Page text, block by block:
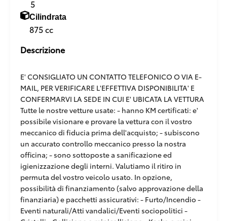
5
Cilindrata
875 cc
Descrizione
E' CONSIGLIATO UN CONTATTO TELEFONICO O VIA E-
MAIL, PER VERIFICARE L'EFFETTIVA DISPONIBILITA' E
CONFERMARVI LA SEDE IN CUI E' UBICATA LA VETTURA
Tutte le nostre vetture usate: - hanno KM certificati: e'
possibile visionare e provare la vettura con il vostro
meccanico di fiducia prima dell'acquisto; - subiscono
un accurato controllo meccanico presso la nostra
officina; - sono sottoposte a sanificazione ed
igienizzazione degli interni. Valutiamo il ritiro in
permuta del vostro veicolo usato. In opzione,
possibilità di finanziamento (salvo approvazione della
finanziaria) e pacchetti assicurativi: - Furto/Incendio -
Eventi naturali/Atti vandalici/Eventi sociopolitici -